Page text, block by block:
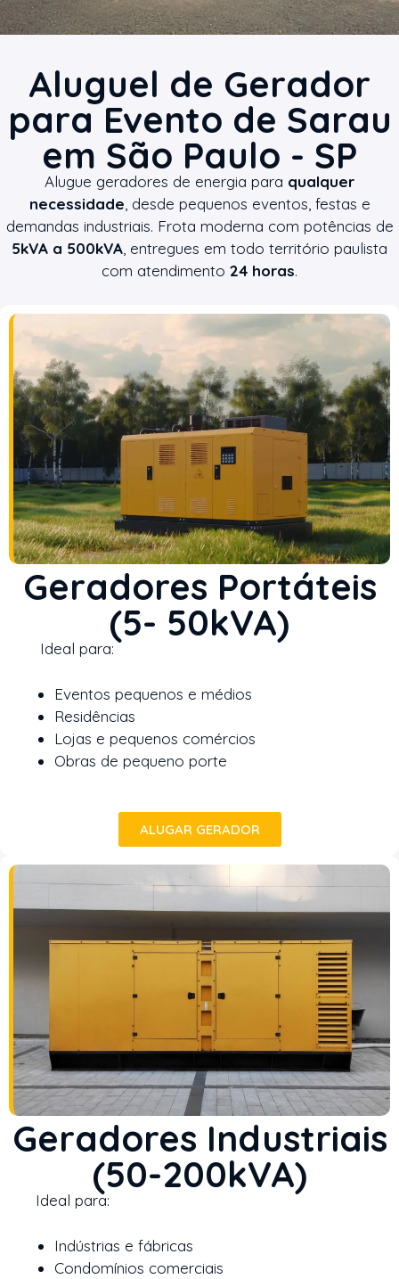
Aluguel de Gerador
para Evento de Sarau
em São Paulo - SP
Alugue geradores de energia para qualquer
necessidade , desde pequenos eventos, festas e
demandas industriais. Frota moderna com potências de
5kVA a 500kVA , entregues em todo território paulista
com atendimento 24 horas.
Geradores Portáteis
(5- 50kVA)
Ideal para:
Eventos pequenos e médios
Residências
Lojas e pequenos comércios
Obras de pequeno porte
ALUGAR GERADOR
Geradores Industriais
(50-200kVA)
Ideal para:
Indústrias e fábricas
Condomínios comerciais